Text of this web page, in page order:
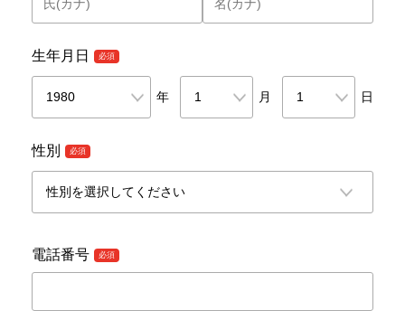
生年月日
年 月 日
性別
電話番号